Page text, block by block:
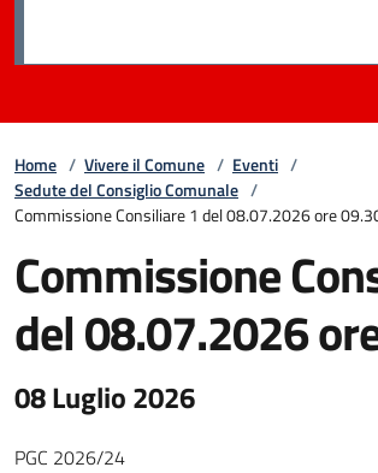
Home / Vivere il Comune / Eventi /
Sedute del Consiglio Comunale /
Commissione Consiliare 1 del 08.07.2026 ore
Commissione
del 08.07.2026
08 Luglio 2026
PGC 2026/24